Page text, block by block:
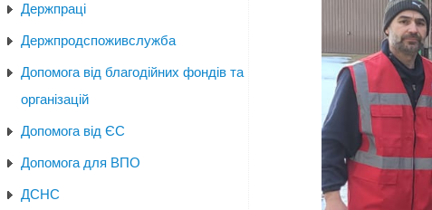
Держпраці
Держпродспоживслужба
Допомога від благодійних фондів та
організацій
Допомога від ЄС
Допомога для ВПО
ДСНС